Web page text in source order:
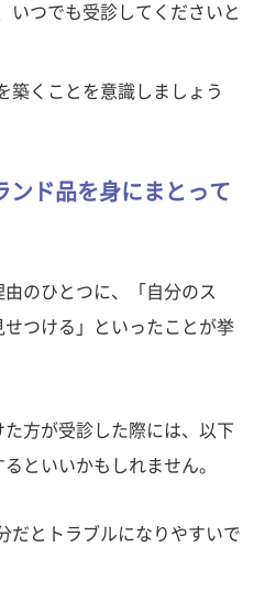
いつでも受診してくださいと
築くことを意識しましょう
ンド品を身にまとって
のひとつに、「自分のス
つける」といったことが挙
方が受診した際には、以下
といいかもしれません。
だとトラブルになりやすいで